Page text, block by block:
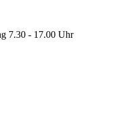
7.30 - 17.00 Uhr